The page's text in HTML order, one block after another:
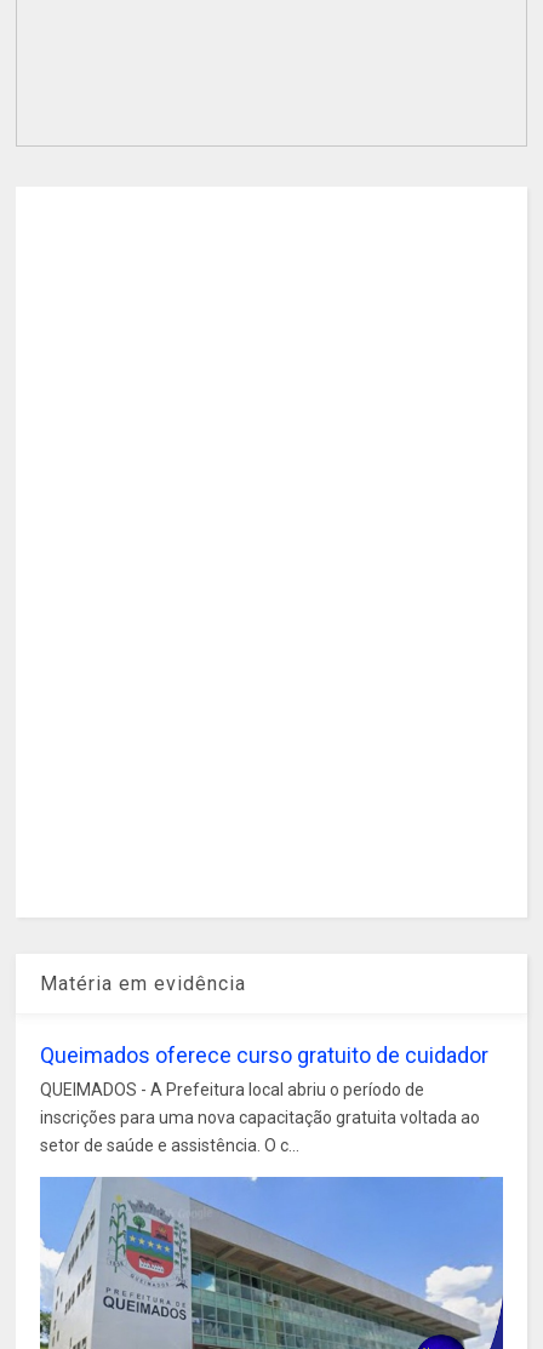
Matéria em evidência
Queimados oferece curso gratuito de cuidador
QUEIMADOS - A Prefeitura local abriu o período de
inscrições para uma nova capacitação gratuita voltada ao
setor de saúde e assistência. O c...